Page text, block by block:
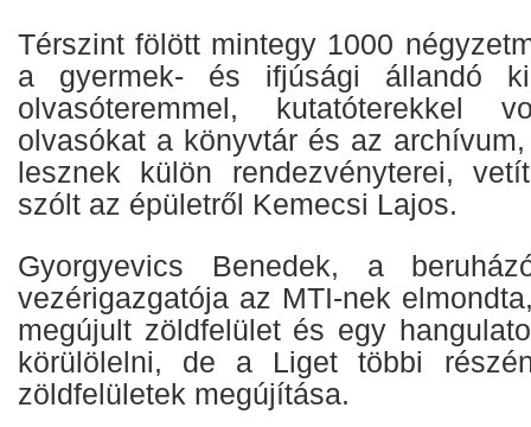
Térszint fölött mintegy 1000
a gyermek- és ifjúsági állandó
olvasóteremmel, kutatóterekkel
olvasókat a könyvtár és az
lesznek külön rendezvényterei,
szólt az épületről Kemecsi Lajos.
Gyorgyevics Benedek, a
vezérigazgatója az MTI-nek
megújult zöldfelület és egy
körülölelni, de a Liget többi
zöldfelületek megújítása.